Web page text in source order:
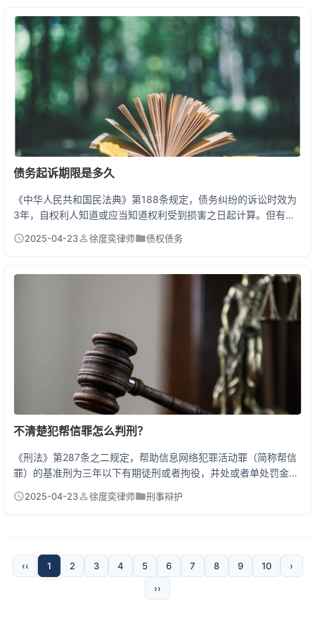
安机关的动态管控系统，影响实际证明的开具结果。 行政处罚与犯
罪记录的区别：关键在“罪”字
债务起诉期限是多久
《中华人民共和国民法典》第188条规定，债务纠纷的诉讼时效为
3年，自权利人知道或应当知道权利受到损害之日起计算。但有一
举个例子：你借给朋友10万元，约定1月1日还款，对方到期未还，
诉，对方提出时效抗辩，你就败诉。 关于诉讼时效你必须知道的那
2025-04-23 徐度奕律师 债权债务
不清楚犯帮信罪怎么判刑？
《刑法》第287条之二规定，帮助信息网络犯罪活动罪（简称帮信
罪）的基准刑为三年以下有期徒刑或者拘役，并处或者单处罚金。
素综合判定。最高法新司法解释明确：为三个以上对象提供帮助或
2025-04-23 徐度奕律师 刑事辩护
‹‹ 1 2 3 4 5 6 7 8 9 10
›
››